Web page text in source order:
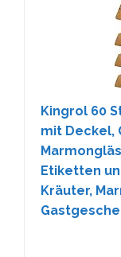
Kingrol 60
mit Deckel,
Etiketten
Kräuter,